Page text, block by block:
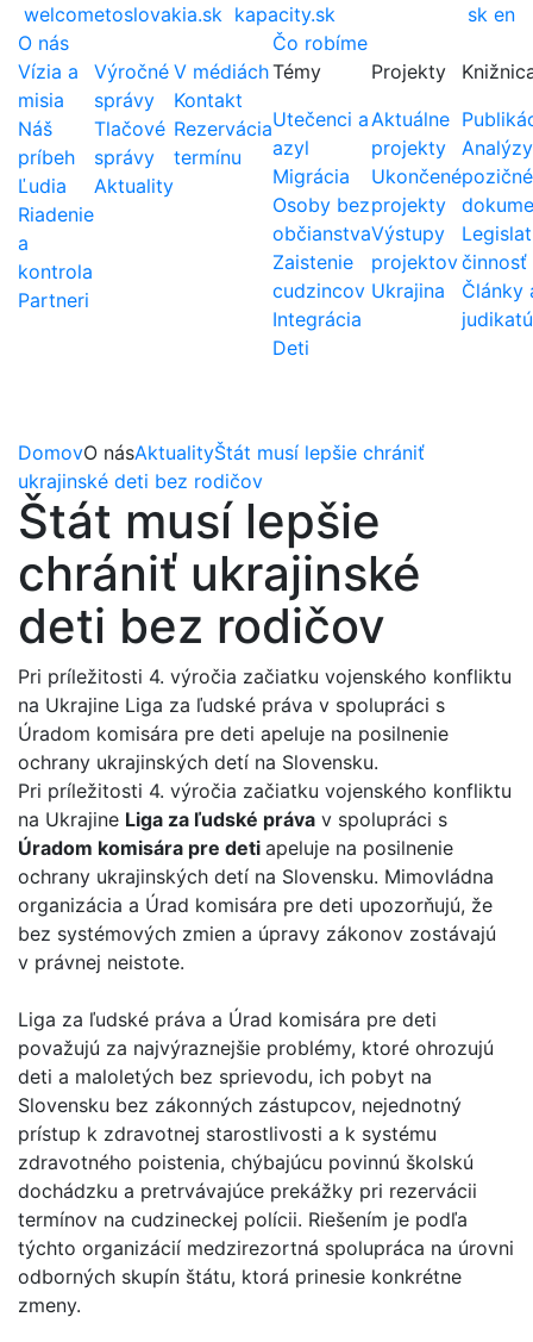
welcometoslovakia.sk kapacity.sk sk en
O nás
Vízia a
misia
Náš
príbeh
Ľudia
Riadenie
a
kontrola
Partneri
Výročné
správy
Tlačové
správy
Aktuality
V médiách
Kontakt
Rezervácia
termínu
Čo robíme
Témy
Utečenci a
azyl
Migrácia
Osoby bez
občianstva
Zaistenie
cudzincov
Integrácia
Deti
Projekty
Aktuálne
projekty
Ukončené
projekty
Výstupy
projektov
Ukrajina
pozičné
činnosť
Články
DomovO násAktualityŠtát musí lepšie chrániť
ukrajinské deti bez rodičov
Štát musí lepšie
chrániť ukrajinské
deti bez rodičov
Pri príležitosti 4. výročia začiatku vojenského konfliktu
na Ukrajine Liga za ľudské práva v spolupráci s
Úradom komisára pre deti apeluje na posilnenie
ochrany ukrajinských detí na Slovensku.
Pri príležitosti 4. výročia začiatku vojenského konfliktu
na Ukrajine Liga za ľudské práva v spolupráci s
Úradom komisára pre deti apeluje na posilnenie
ochrany ukrajinských detí na Slovensku. Mimovládna
organizácia a Úrad komisára pre deti upozorňujú, že
bez systémových zmien a úpravy zákonov zostávajú
v právnej neistote.
Liga za ľudské práva a Úrad komisára pre deti
považujú za najvýraznejšie problémy, ktoré ohrozujú
deti a maloletých bez sprievodu, ich pobyt na
Slovensku bez zákonných zástupcov, nejednotný
prístup k zdravotnej starostlivosti a k systému
zdravotného poistenia, chýbajúcu povinnú školskú
dochádzku a pretrvávajúce prekážky pri rezervácii
termínov na cudzineckej polícii. Riešením je podľa
týchto organizácií medzirezortná spolupráca na úrovni
odborných skupín štátu, ktorá prinesie konkrétne
zmeny.